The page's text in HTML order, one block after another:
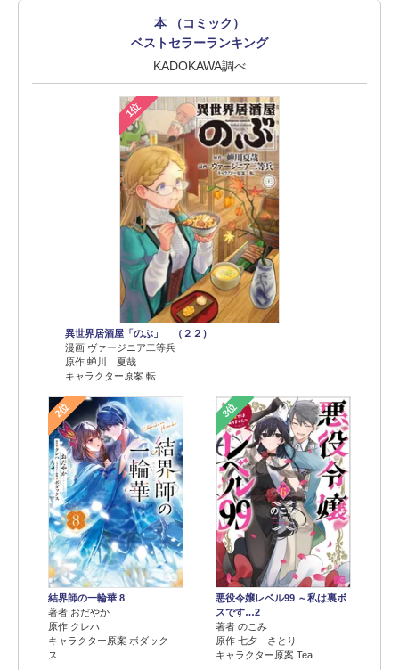
本 （コミック）
ベストセラーランキング
KADOKAWA調べ
1位
異世界居酒屋「のぶ」 （２２）
漫画 ヴァージニア二等兵
原作 蝉川 夏哉
キャラクター原案 転
2位
結界師の一輪華 8
著者 おだやか
原作 クレハ
キャラクター原案 ボダック
ス
3位
悪役令嬢レベル99 ～私は裏ボ
スです…2
著者 のこみ
原作 七夕 さとり
キャラクター原案 Tea